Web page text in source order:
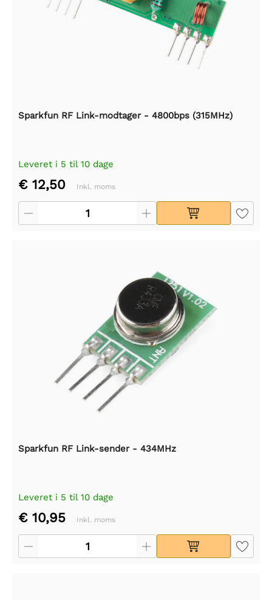
Sparkfun RF Link-modtager - 4800bps (315MHz)
Leveret i 5 til 10 dage
€ 12,50 Inkl. moms
Sparkfun RF Link-sender - 434MHz
Leveret i 5 til 10 dage
€ 10,95 Inkl. moms